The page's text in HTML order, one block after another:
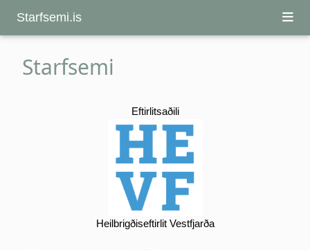
Starfsemi.is
Starfsemi
Eftirlitsaðili
Heilbrigðiseftirlit Vestfjarða